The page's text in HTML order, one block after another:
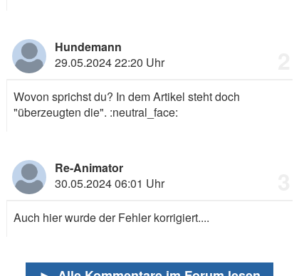
Hundemann
29.05.2024 22:20 Uhr
Wovon sprichst du? In dem Artikel steht doch
"überzeugten die". :neutral_face:
Re-Animator
30.05.2024 06:01 Uhr
Auch hier wurde der Fehler korrigiert....